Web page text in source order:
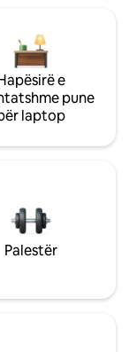
e
pune
laptop
Palestër